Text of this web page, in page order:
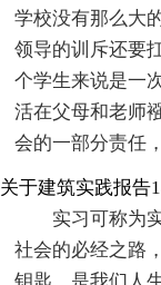
学校没有那么大
领导的训斥还要
个学生来说是一
活在父母和老师
会的一部分责任
关于建筑实践报告
实习可称为
社会的必经之路